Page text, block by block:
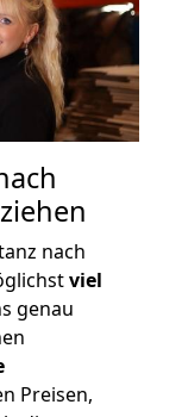
nach
viel
genau
Preisen,